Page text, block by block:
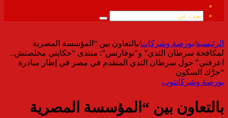
الموقع
بحث
الرئيسية/بورصة وشركات/بالتعاون بين “المؤسسة المصرية
لمكافحة سرطان الثدي” و”نوفارتس”: منتدى “حكايتي مخلصتش..
اعرفني” حول سرطان الثدي المتقدم في مصر في إطار مبادرة
“حرَّك السكون
بورصة وشركاتتوب
بالتعاون بين “المؤسسة المصرية